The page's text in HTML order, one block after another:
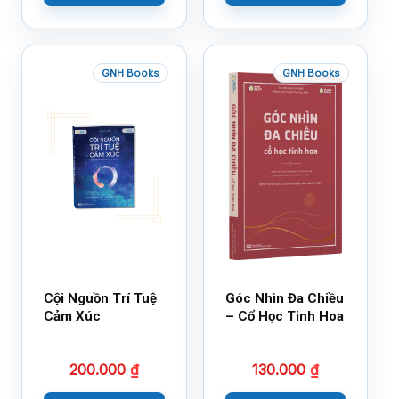
GNH Books
Cội Nguồn Trí Tuệ
Cảm Xúc
200.000 ₫
GNH Books
Góc Nhìn Đa Chiều
– Cổ Học Tinh Hoa
130.000 ₫